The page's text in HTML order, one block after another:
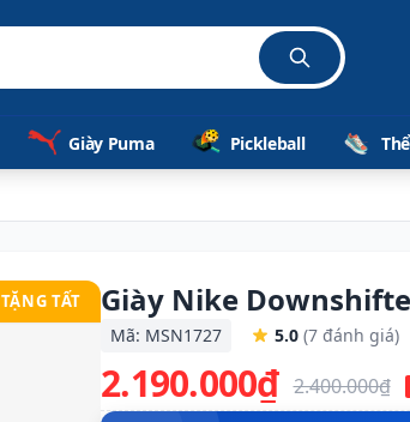
Giày Puma Pickleball
TẶNG TẤT Giày Nike
Mã: MSN1727 5.0 (7 đánh giá)
2.190.000₫ 2.400.000₫